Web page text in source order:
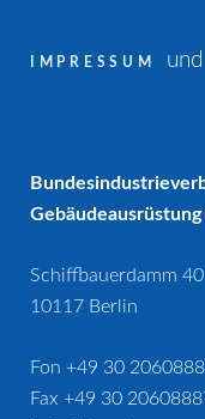
IMPRESSUM und
Gebäudeausrüstung
Schiffbauerdamm 40
10117 Berlin
Fon +49 30
Fax +49 30